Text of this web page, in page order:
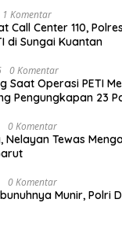
1 Komentar
Call Center 110,
di Sungai Kuantan
0 Komentar
Saat Operasi PETI
Pengungkapan 23
0 Komentar
Nelayan Tewas
0 Komentar
Munir, Polri